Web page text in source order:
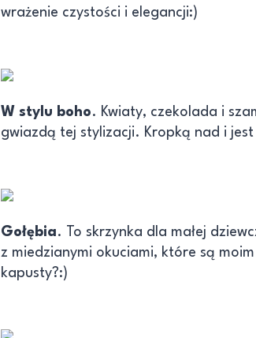
wrażenie czystości i elegancji:)
W stylu boho. Kwiaty, czekolada i
gwiazdą tej stylizacji. Kropką nad i
Gołębia. To skrzynka dla małej
z miedzianymi okuciami, które są
kapusty?:)